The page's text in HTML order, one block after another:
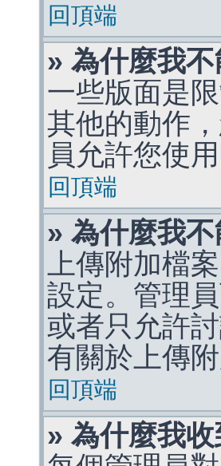
回頂端
» 為什麼我
一些版面是
其他的動作
員允許您使用
回頂端
» 為什麼我
上傳附加檔
設定。管理
或者只允許
有關於上傳
回頂端
» 為什麼我